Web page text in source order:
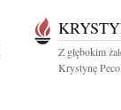
Z głębokim
Krystynę